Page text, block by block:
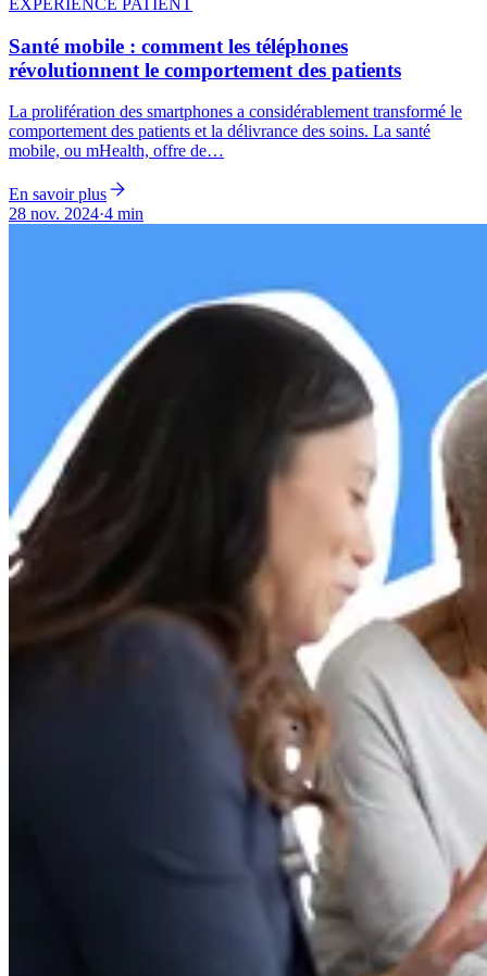
Santé mobile : comment les téléphones
révolutionnent le comportement des patients
La prolifération des smartphones a considérablement transformé le
comportement des patients et la délivrance des soins. La santé
mobile, ou mHealth, offre de…
En savoir plus
28 nov. 2024·4 min